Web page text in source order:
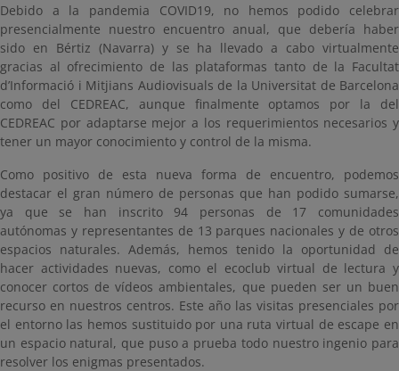
Debido a la pandemia COVID19, no hemos podido celebrar
presencialmente nuestro encuentro anual, que debería haber
sido en Bértiz (Navarra) y se ha llevado a cabo virtualmente
gracias al ofrecimiento de las plataformas tanto de la Facultat
d’Informació i Mitjians Audiovisuals de la Universitat de Barcelona
como del CEDREAC, aunque finalmente optamos por la del
CEDREAC por adaptarse mejor a los requerimientos necesarios y
tener un mayor conocimiento y control de la misma.
Como positivo de esta nueva forma de encuentro, podemos
destacar el gran número de personas que han podido sumarse,
ya que se han inscrito 94 personas de 17 comunidades
autónomas y representantes de 13 parques nacionales y de otros
espacios naturales. Además, hemos tenido la oportunidad de
hacer actividades nuevas, como el ecoclub virtual de lectura y
conocer cortos de vídeos ambientales, que pueden ser un buen
recurso en nuestros centros. Este año las visitas presenciales por
el entorno las hemos sustituido por una ruta virtual de escape en
un espacio natural, que puso a prueba todo nuestro ingenio para
resolver los enigmas presentados.